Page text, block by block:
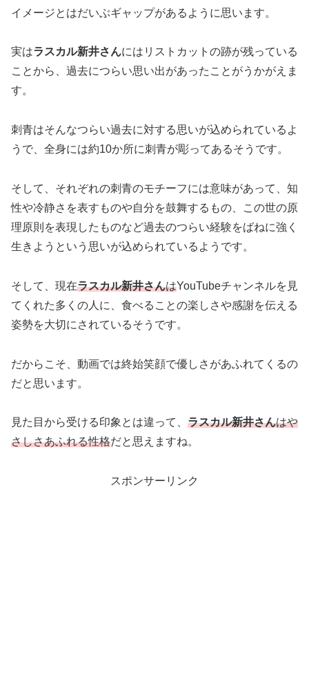
イメージとはだいぶギャップがあるように思います。
実はラスカル新井さんにはリストカットの跡が残っている
ことから、過去につらい思い出があったことがうかがえま
す。
刺青はそんなつらい過去に対する思いが込められているよ
うで、全身には約10か所に刺青が彫ってあるそうです。
そして、それぞれの刺青のモチーフには意味があって、知
性や冷静さを表すものや自分を鼓舞するもの、この世の原
理原則を表現したものなど過去のつらい経験をばねに強く
生きようという思いが込められているようです。
そして、現在ラスカル新井さんはYouTubeチャンネルを見
てくれた多くの人に、食べることの楽しさや感謝を伝える
姿勢を大切にされているそうです。
だからこそ、動画では終始笑顔で優しさがあふれてくるの
だと思います。
見た目から受ける印象とは違って、 ラスカル新井さんはや
さしさあふれる性格だと思えますね。
スポンサーリンク